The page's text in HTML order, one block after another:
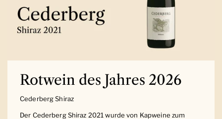
Rotwein des Jahres 2026
Cederberg Shiraz
Der Cederberg Shiraz 2021 wurde von Kapweine zum